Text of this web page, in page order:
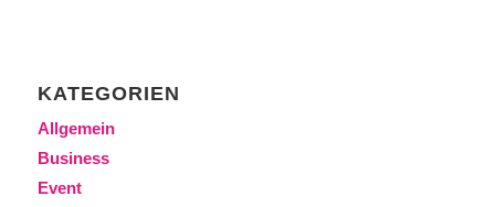
KATEGORIEN
Allgemein
Business
Event